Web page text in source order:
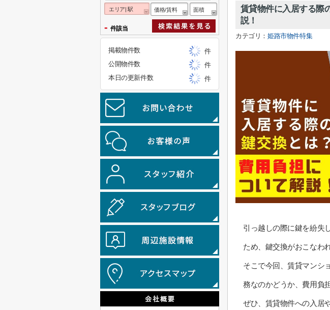
賃貸物件に入居する際
説！
カテゴリ：姫路市物件特集
引っ越しの際に鍵を紛失
ため、鍵交換がおこなわ
そこで今回、賃貸マンシ
務なのかどうか、費用負
ぜひ、賃貸物件への入居
エリア| 駅 価格/賃料 面積
- 件該当
掲載物件数
件
公開物件数
件
本日の更新件数
件